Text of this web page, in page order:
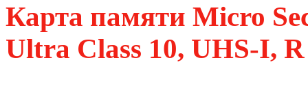
Карта памяти Micro
Ultra Class 10, UHS-I,